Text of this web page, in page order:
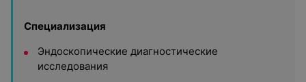
Специализация
Эндоскопические диагностические
исследования